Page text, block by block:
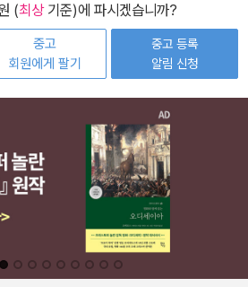
(최상기준)에 파시겠습니까?
중고
회원에게 팔기
중고 등록
알림 신청